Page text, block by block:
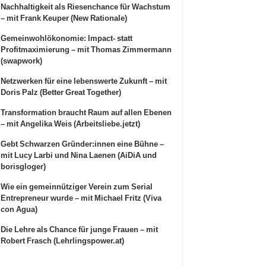
Nachhaltigkeit als Riesenchance für Wachstum
– mit Frank Keuper (New Rationale)
Gemeinwohlökonomie: Impact- statt
Profitmaximierung – mit Thomas Zimmermann
(swapwork)
Netzwerken für eine lebenswerte Zukunft – mit
Doris Palz (Better Great Together)
Transformation braucht Raum auf allen Ebenen
– mit Angelika Weis (Arbeitsliebe.jetzt)
Gebt Schwarzen Gründer:innen eine Bühne –
mit Lucy Larbi und Nina Laenen (AiDiA und
borisgloger)
Wie ein gemeinnütziger Verein zum Serial
Entrepreneur wurde – mit Michael Fritz (Viva
con Agua)
Die Lehre als Chance für junge Frauen – mit
Robert Frasch (Lehrlingspower.at)